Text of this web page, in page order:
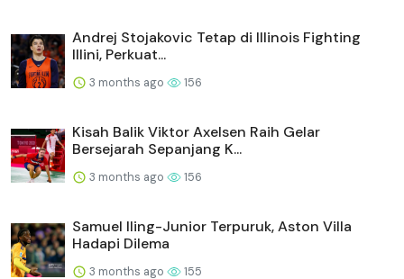
Andrej Stojakovic Tetap di Illinois Fighting
Illini, Perkuat...
3 months ago 156
Kisah Balik Viktor Axelsen Raih Gelar
Bersejarah Sepanjang K...
3 months ago 156
Samuel Iling-Junior Terpuruk, Aston Villa
Hadapi Dilema
3 months ago 155